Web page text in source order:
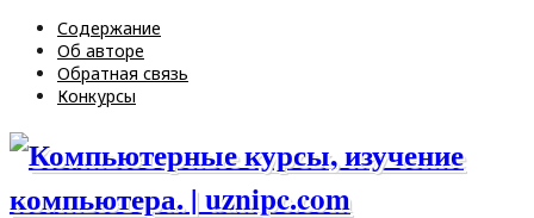
Содержание
Об авторе
Обратная связь
Конкурсы